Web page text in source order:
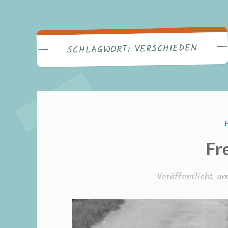
SCHLAGWORT: VERSCHIEDEN
Veröffentlicht